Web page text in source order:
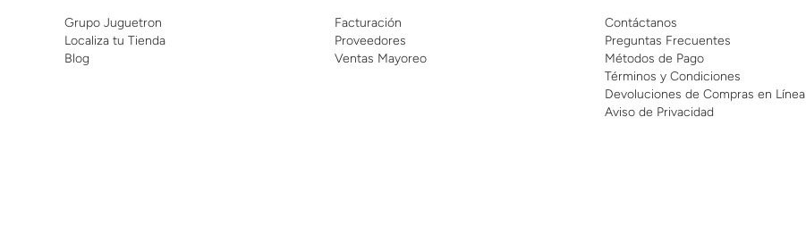
Grupo Juguetron
Localiza tu Tienda
Blog
Facturación
Proveedores
Ventas Mayoreo
Contáctanos
Preguntas Frecuentes
Métodos de Pago
Términos y Condiciones
Devoluciones de Compras en Línea
Aviso de Privacidad